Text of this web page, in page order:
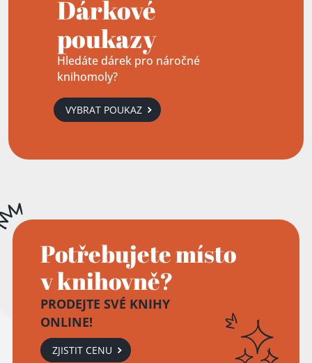
Dárkové
poukazy
Hledáte dárek pro náročné
knihomoly?
VYBRAT POUKAZ
Potřebujete místo
v knihovně?
PRODEJTE SVÉ KNIHY
ONLINE!
ZJISTIT CENU